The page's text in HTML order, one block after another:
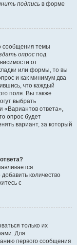
подпись в форме
сообщения темы
опрос под
от
или формы, то вы
и как минимум два
что каждый
поля. Вы также
выбрать
«Вариантов ответа»,
опрос будет
вариант, за который
количество
с
только их
Для
первого сообщения